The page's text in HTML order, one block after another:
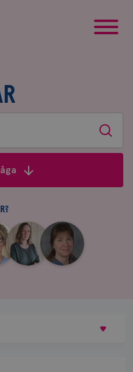
Sök
|
Maria
Edegran
|
Yvette
Andersson